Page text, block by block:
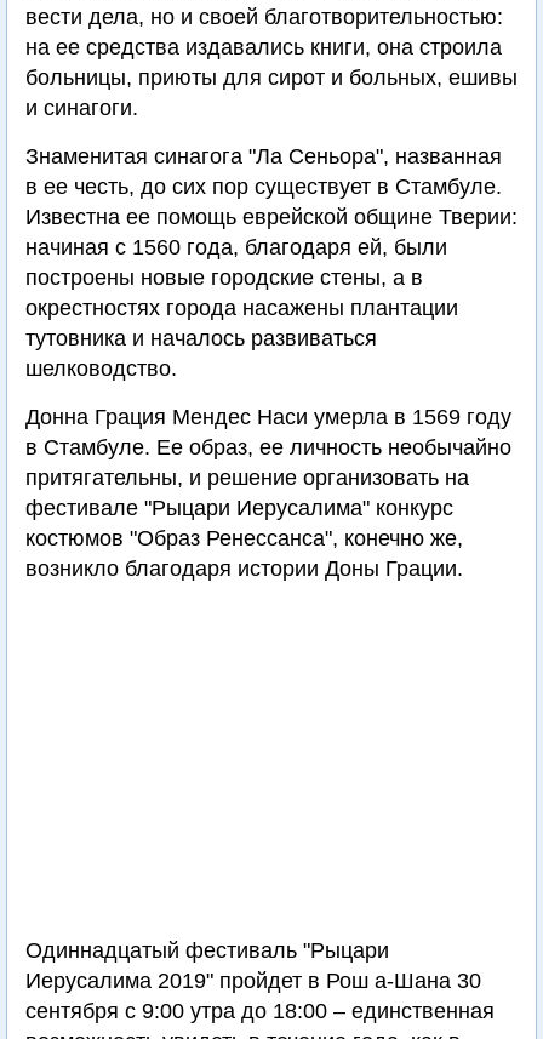
вести дела, но и своей благотворительностью:
на ее средства издавались книги, она строила
больницы, приюты для сирот и больных, ешивы
и синагоги.
Знаменитая синагога "Ла Сеньора", названная
в ее честь, до сих пор существует в Стамбуле.
Известна ее помощь еврейской общине Тверии:
начиная с 1560 года, благодаря ей, были
построены новые городские стены, а в
окрестностях города насажены плантации
тутовника и началось развиваться
шелководство.
Донна Грация Мендес Наси умерла в 1569 году
в Стамбуле. Ее образ, ее личность необычайно
притягательны, и решение организовать на
фестивале "Рыцари Иерусалима" конкурс
костюмов "Образ Ренессанса", конечно же,
возникло благодаря истории Доны Грации.
Одиннадцатый фестиваль "Рыцари
Иерусалима 2019" пройдет в Рош а-Шана 30
сентября с 9:00 утра до 18:00 – единственная